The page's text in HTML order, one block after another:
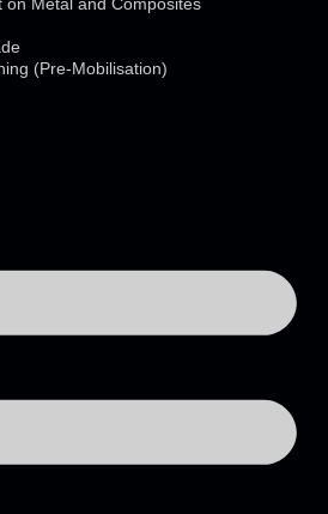
(Pre-Mobilisation)